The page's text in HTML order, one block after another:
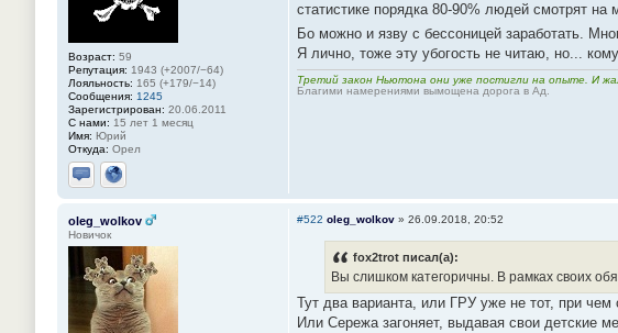
Возраст: 59
Репутация: 1943 (+2007/−64)
Лояльность: 165 (+179/−14)
Сообщения: 1245
Зарегистрирован: 20.06.2011
С нами: 15 лет 1 месяц
Имя: Юрий
Откуда: Орел
Отправить личное сообщение
Сайт
статистике порядка 80-90% людей смотрят
Бо можно и язву с бессоницей заработать.
Я лично, тоже эту убогость не читаю, но...
Третий закон Ньютона они уже постигли на опыте. И
Благими намерениями вымощена дорога в Ад.
oleg_wolkov
Новичок
#522 oleg_wolkov » 26.09.2018, 20:52
fox2trot писал(а):
Вы слишком категоричны. В рамках своих
Тут два варианта, или ГРУ уже не тот, при
Или Сережа загоняет, выдавая свои детские